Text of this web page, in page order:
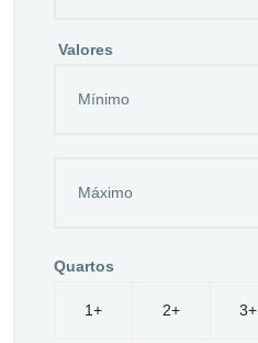
Valores
Quartos
1+ 2+ 3+